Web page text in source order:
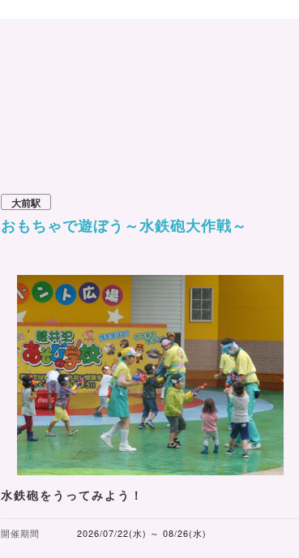
大前駅
おもちゃで遊ぼう～水鉄砲大作戦～
水鉄砲をうってみよう！
開催期間 2026/07/22(水) ～ 08/26(水)